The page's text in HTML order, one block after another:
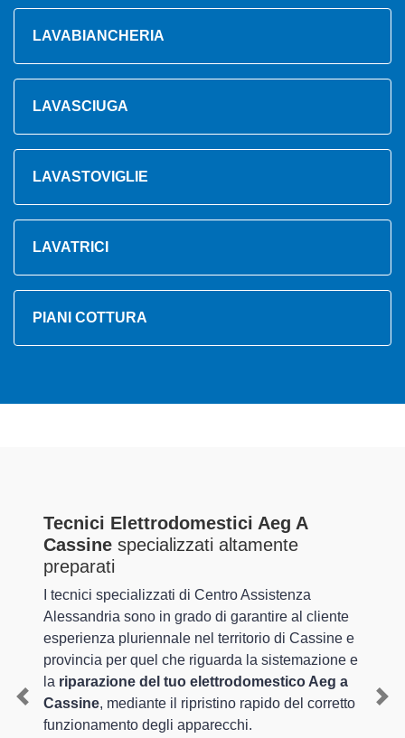
LAVABIANCHERIA
LAVASCIUGA
LAVASTOVIGLIE
LAVATRICI
PIANI COTTURA
Tecnici Elettrodomestici Aeg A
Cassine specializzati altamente
preparati
I tecnici specializzati di Centro Assistenza
Alessandria sono in grado di garantire al cliente
esperienza pluriennale nel territorio di Cassine e
provincia per quel che riguarda la sistemazione e
la riparazione del tuo elettrodomestico Aeg a
Cassine, mediante il ripristino rapido del corretto
funzionamento degli apparecchi.
Previous